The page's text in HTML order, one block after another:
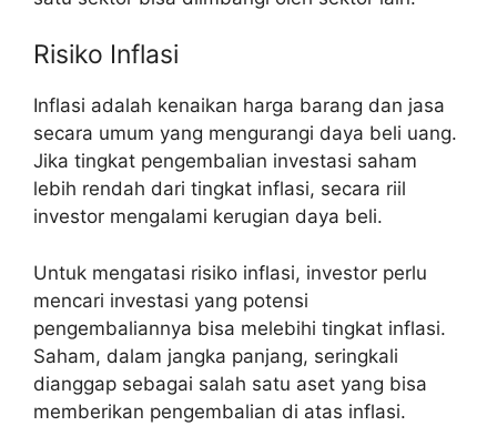
Risiko Inflasi
Inflasi adalah kenaikan harga barang dan jasa
secara umum yang mengurangi daya beli uang.
Jika tingkat pengembalian investasi saham
lebih rendah dari tingkat inflasi, secara riil
investor mengalami kerugian daya beli.
Untuk mengatasi risiko inflasi, investor perlu
mencari investasi yang potensi
pengembaliannya bisa melebihi tingkat inflasi.
Saham, dalam jangka panjang, seringkali
dianggap sebagai salah satu aset yang bisa
memberikan pengembalian di atas inflasi.